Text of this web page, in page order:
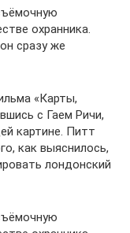
охранника.
сразу же
«Карты,
с Гаем Ричи,
картине. Питт
как выяснилось,
лондонский